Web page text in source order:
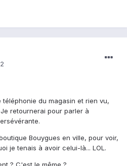
du magasin et rien vu,
retournerai pour parler à
Bouygues en ville, pour voir,
je tenais à avoir celui-là... LOL.